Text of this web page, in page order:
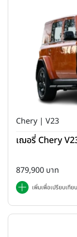
Chery | V23
เฌอรี่ Chery
879,900 บาท
เพิ่มเพื่อเปรียบเทียบ